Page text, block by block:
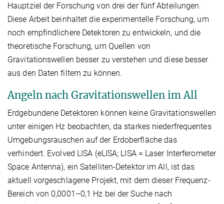
Hauptziel der Forschung von drei der fünf Abteilungen.
Diese Arbeit beinhaltet die experimentelle Forschung, um
noch empfindlichere Detektoren zu entwickeln, und die
theoretische Forschung, um Quellen von
Gravitationswellen besser zu verstehen und diese besser
aus den Daten filtern zu können.
Angeln nach Gravitationswellen im All
Erdgebundene Detektoren können keine Gravitationswellen
unter einigen Hz beobachten, da starkes niederfrequentes
Umgebungsrauschen auf der Erdoberfläche das
verhindert. Evolved LISA (eLISA; LISA = Laser Interferometer
Space Antenna), ein Satelliten-Detektor im All, ist das
aktuell vorgeschlagene Projekt, mit dem dieser Frequenz-
Bereich von 0,0001–0,1 Hz bei der Suche nach